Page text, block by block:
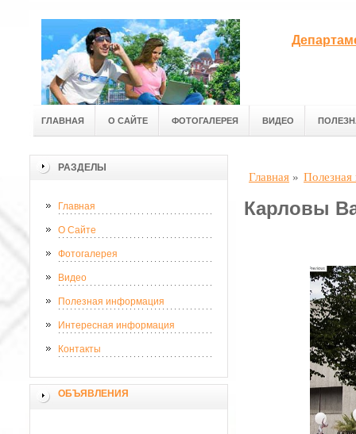
ГЛАВНАЯ О САЙТЕ ФОТОГАЛЕРЕЯ ВИДЕО
РАЗДЕЛЫ
Главная
О Сайте
Фотогалерея
Видео
Полезная информация
Интересная информация
Контакты
ОБЪЯВЛЕНИЯ
Главная »
Карловы